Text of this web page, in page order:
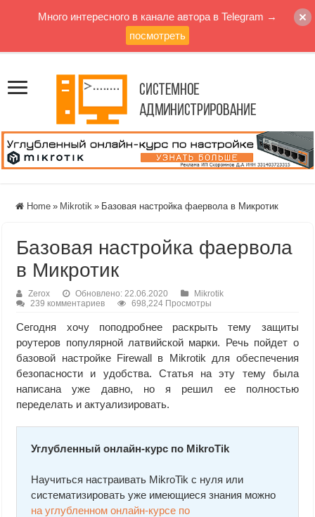
Home » Mikrotik » Базовая настройка фаервола в Микротик
Базовая настройка фаервола
в Микротик
Zerox Обновлено: 22.06.2020
Mikrotik
239 комментариев
698,224 Просмотры
Сегодня хочу поподробнее раскрыть тему защиты
роутеров популярной латвийской марки. Речь пойдет о
базовой настройке Firewall в Mikrotik для обеспечения
безопасности и удобства. Статья на эту тему была
написана уже давно, но я решил ее полностью
переделать и актуализировать.
Углубленный онлайн-курс по MikroTik
Научиться настраивать MikroTik с нуля или
систематизировать уже имеющиеся знания можно
на углубленном онлайн-курcе по
Много интересного в канале автора в Telegram →
посмотреть